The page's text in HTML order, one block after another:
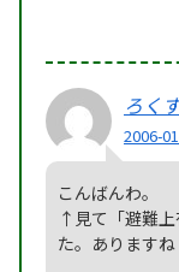
ろく
2006-
こんばんわ。
↑見て「避難
た。ありますね